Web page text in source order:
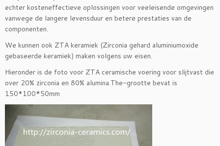
echter kosteneffectieve oplossingen voor veeleisende omgevingen
vanwege de langere levensduur en betere prestaties van de
componenten.
We kunnen ook ZTA keramiek (Zirconia gehard aluminiumoxide
gebaseerde keramiek) maken volgens uw eisen.
Hieronder is de foto voor ZTA ceramische voering voor slijtvast die
over 20% zirconia en 80% alumina.The-grootte bevat is
150*100*50mm